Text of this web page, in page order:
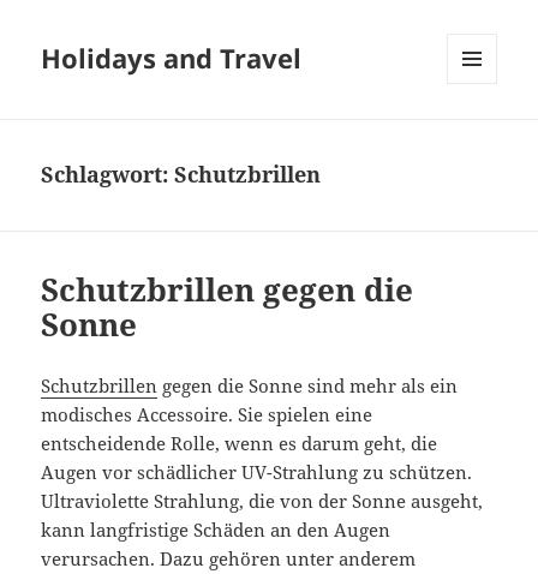
Holidays and Travel
Schlagwort:Schutzbrillen
Schutzbrillen gegen die
Sonne
Schutzbrillen gegen die Sonne sind mehr als ein
modisches Accessoire. Sie spielen eine
entscheidende Rolle, wenn es darum geht, die
Augen vor schädlicher UV-Strahlung zu schützen.
Ultraviolette Strahlung, die von der Sonne ausgeht,
kann langfristige Schäden an den Augen
verursachen. Dazu gehören unter anderem